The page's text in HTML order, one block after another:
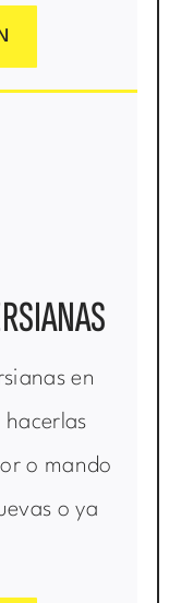
en
o mando
o ya